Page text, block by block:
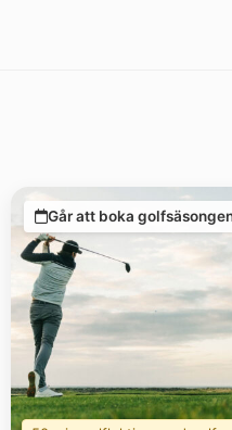
Går att boka